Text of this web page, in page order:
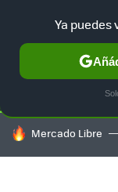
SELECCIÓN
HOY SE HABLA DE
Mercado Libre
Ya puedes